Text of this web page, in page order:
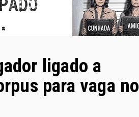
ligado a
para vaga no